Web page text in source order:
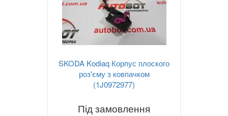
SKODA Kodiaq Корпус плоского
роз'єму з ковпачком
(1J0972977)
Під замовлення